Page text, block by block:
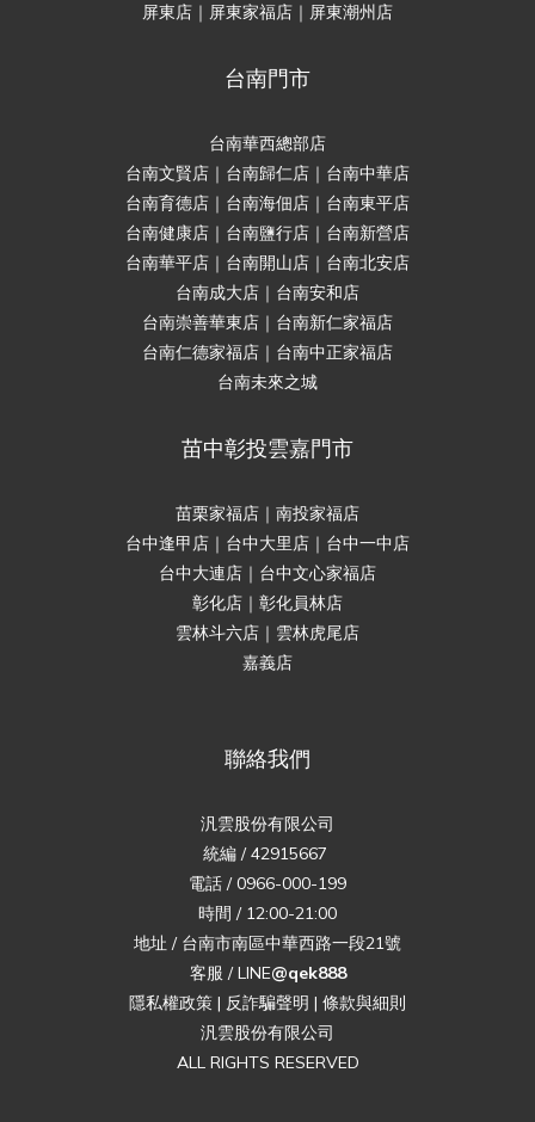
屏東店｜屏東家福店｜屏東潮州店
台南門市
台南華西總部店
台南文賢店｜台南歸仁店｜台南中華店
台南育德店｜台南海佃店｜台南東平店
台南健康店｜台南鹽行店｜台南新營店
台南華平店｜台南開山店｜台南北安店
台南成大店｜台南安和店
台南崇善華東店｜台南新仁家福店
台南仁德家福店｜台南中正家福店
台南未來之城
苗中彰投雲嘉門市
苗栗家福店｜南投家福店
台中逢甲店｜台中大里店｜台中一中店
台中大連店｜台中文心家福店
彰化店｜彰化員林店
雲林斗六店｜雲林虎尾店
嘉義店
聯絡我們
汎雲股份有限公司
統編 / 42915667
電話 / 0966-000-199
時間 / 12:00-21:00
地址 / 台南市南區中華西路一段21號
客服 / LINE@qek888
隱私權政策 | 反詐騙聲明 | 條款與細則
汎雲股份有限公司
ALL RIGHTS RESERVED